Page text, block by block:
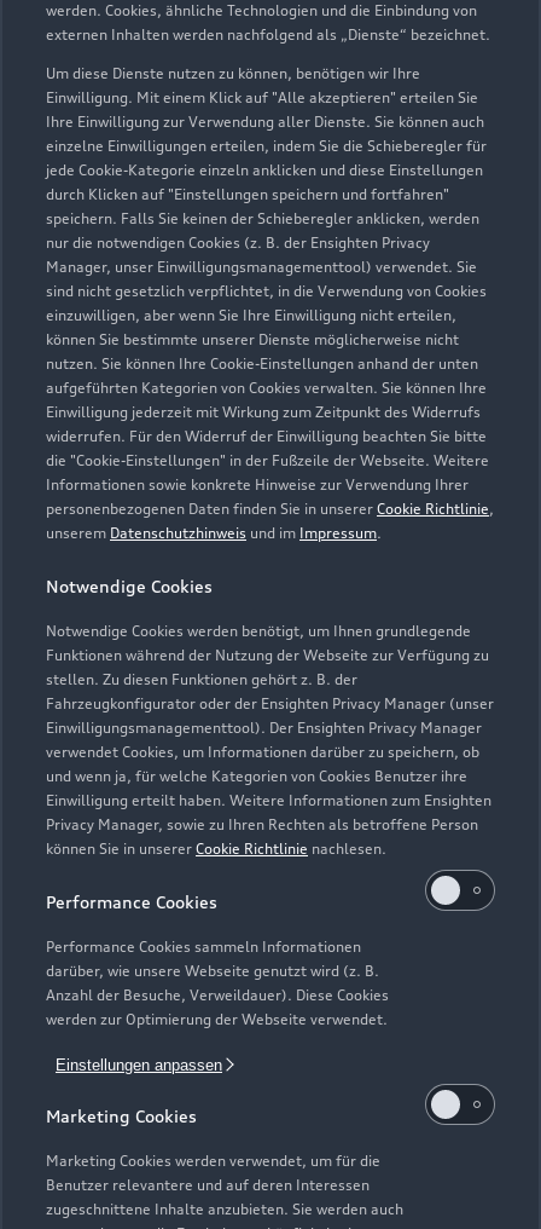
werden. Cookies, ähnliche Technologien und die Einbindung von
externen Inhalten werden nachfolgend als „Dienste“ bezeichnet.
Um diese Dienste nutzen zu können, benötigen wir Ihre
Einwilligung. Mit einem Klick auf "Alle akzeptieren" erteilen Sie
Ihre Einwilligung zur Verwendung aller Dienste. Sie können auch
einzelne Einwilligungen erteilen, indem Sie die Schieberegler für
jede Cookie-Kategorie einzeln anklicken und diese Einstellungen
durch Klicken auf "Einstellungen speichern und fortfahren"
speichern. Falls Sie keinen der Schieberegler anklicken, werden
nur die notwendigen Cookies (z. B. der Ensighten Privacy
Manager, unser Einwilligungsmanagementtool) verwendet. Sie
sind nicht gesetzlich verpflichtet, in die Verwendung von Cookies
einzuwilligen, aber wenn Sie Ihre Einwilligung nicht erteilen,
können Sie bestimmte unserer Dienste möglicherweise nicht
nutzen. Sie können Ihre Cookie-Einstellungen anhand der unten
aufgeführten Kategorien von Cookies verwalten. Sie können Ihre
Einwilligung jederzeit mit Wirkung zum Zeitpunkt des Widerrufs
widerrufen. Für den Widerruf der Einwilligung beachten Sie bitte
die "Cookie-Einstellungen" in der Fußzeile der Webseite. Weitere
Informationen sowie konkrete Hinweise zur Verwendung Ihrer
personenbezogenen Daten finden Sie in unserer Cookie Richtlinie,
unserem Datenschutzhinweis und im Impressum.
Notwendige Cookies
Notwendige Cookies werden benötigt, um Ihnen grundlegende
Funktionen während der Nutzung der Webseite zur Verfügung zu
stellen. Zu diesen Funktionen gehört z. B. der
Fahrzeugkonfigurator oder der Ensighten Privacy Manager (unser
Einwilligungsmanagementtool). Der Ensighten Privacy Manager
verwendet Cookies, um Informationen darüber zu speichern, ob
und wenn ja, für welche Kategorien von Cookies Benutzer ihre
Einwilligung erteilt haben. Weitere Informationen zum Ensighten
Privacy Manager, sowie zu Ihren Rechten als betroffene Person
können Sie in unserer Cookie Richtlinie nachlesen.
Performance Cookies
Performance Cookies sammeln Informationen
darüber, wie unsere Webseite genutzt wird (z. B.
Anzahl der Besuche, Verweildauer). Diese Cookies
werden zur Optimierung der Webseite verwendet.
Einstellungen anpassen
Marketing Cookies
Marketing Cookies werden verwendet, um für die
Benutzer relevantere und auf deren Interessen
zugeschnittene Inhalte anzubieten. Sie werden auch
Kölner Straße 47
51503 Rösrath
02205 92120
info@steingruppe.de
Kontaktdaten herunterladen
Öffnungszeiten
Service
Geschlossen,öffnet amFreitag 07:15
Teile- & Zubehörverkauf
Geschlossen,öffnet am Freitag 07:45
Zurück nach oben
Modelle
Elektromodelle
Plug-in-Hybride
Neuwagensuche
Gebrauchtwagensuche
Geschäftskunden
Service & Zubehör
Saisonale Angebote
Audi Services
Garantie
Audi digital services
myAudi
Support
Audi Code
Über Audi
Unternehmen
Karriere